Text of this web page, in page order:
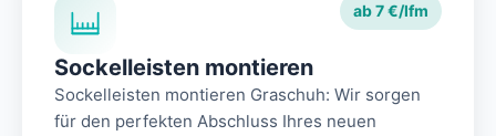
ab 7 €/lfm
Sockelleisten montieren
Sockelleisten montieren Graschuh: Wir sorgen
für den perfekten Abschluss Ihres neuen